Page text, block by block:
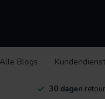
Alle Blogs Kundendienst
30 dagen